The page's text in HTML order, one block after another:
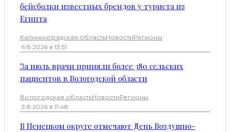
бейсболки известных брендов у туриста из
Египта
Калининградская областьНовостиРегионы
·6.8.2026 в 13:51
За июль врачи приняли более 380 сельских
пациентов в Вологодской области
Вологодская областьНовостиРегионы
·3.8.2026 в 11:48
В Ненецком округе отмечают День Воздушно-